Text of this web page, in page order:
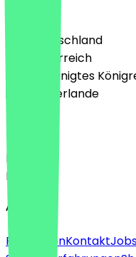
🇩🇪 Deutschland
🇦🇹 Österreich
🇬🇧 Vereinigtes
🇳🇱 Niederlande
Deutsch
English
About
Für FirmenKontakt